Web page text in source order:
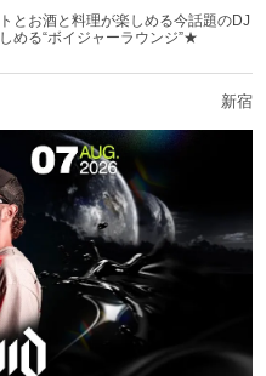
とお酒と料理が楽しめる今話題のDJ
める“ボイジャーラウンジ”★
新宿